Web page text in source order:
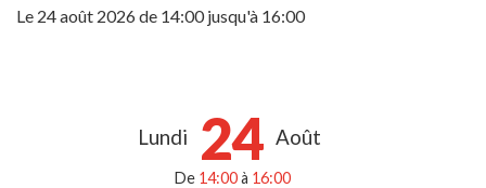
Le 24 août 2026de 14:00 jusqu'à 16:00
Lundi 24 Août
De 14:00à 16:00